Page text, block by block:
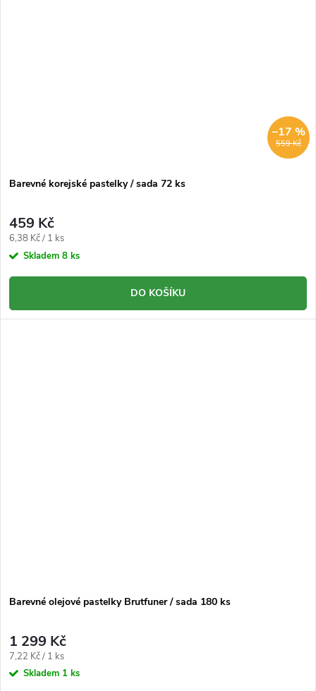
559 Kč
–17 %
Barevné korejské pastelky / sada 72 ks
459 Kč
Měrná
cena:
6,38 Kč / 1 ks
Skladem 8 ks
DO KOŠÍKU
Barevné olejové pastelky Brutfuner / sada 180 ks
1 299 Kč
Měrná
cena:
7,22 Kč / 1 ks
Skladem 1 ks